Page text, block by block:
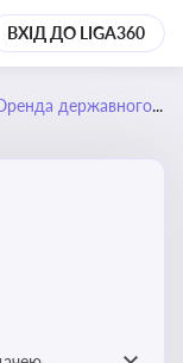
ВХІД ДО LIGA360
державного та комунального майна